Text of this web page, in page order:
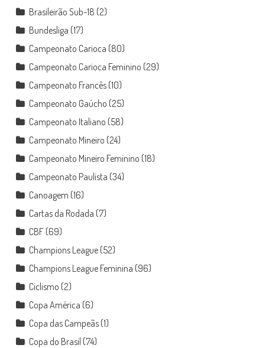
Brasileirão Sub-18 (2)
Bundesliga (17)
Campeonato Carioca (80)
Campeonato Carioca Feminino (29)
Campeonato Francês(10)
Campeonato Gaúcho (25)
Campeonato Italiano (58)
Campeonato Mineiro (24)
Campeonato Mineiro Feminino (18)
Campeonato Paulista (34)
Canoagem (16)
Cartas da Rodada (7)
CBF(69)
Champions League(52)
Champions League Feminina (96)
Ciclismo (2)
Copa América (6)
Copa das Campeãs(1)
Copa do Brasil (74)